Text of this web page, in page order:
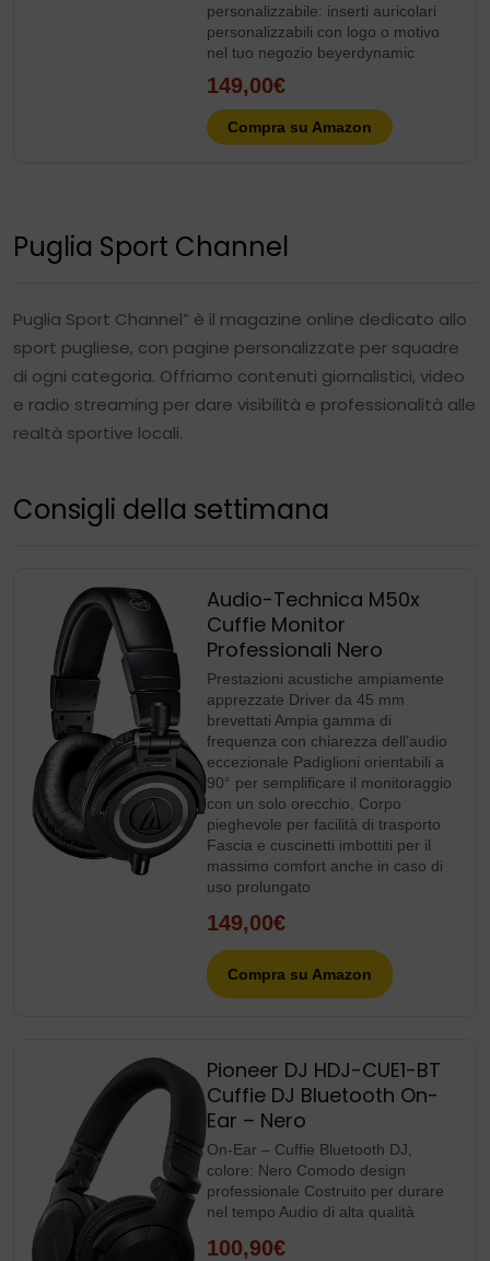
personalizzabile: inserti auricolari
personalizzabili con logo o motivo
nel tuo negozio beyerdynamic
149,00€
Compra su Amazon
Puglia Sport Channel
Puglia Sport Channel” è il magazine online dedicato allo
sport pugliese, con pagine personalizzate per squadre
di ogni categoria. Offriamo contenuti giornalistici, video
e radio streaming per dare visibilità e professionalità alle
realtà sportive locali.
Consigli della settimana
Audio-Technica M50x
Cuffie Monitor
Professionali Nero
Prestazioni acustiche ampiamente
apprezzate Driver da 45 mm
brevettati Ampia gamma di
frequenza con chiarezza dell’audio
eccezionale Padiglioni orientabili a
90° per semplificare il monitoraggio
con un solo orecchio. Corpo
pieghevole per facilità di trasporto
Fascia e cuscinetti imbottiti per il
massimo comfort anche in caso di
uso prolungato
149,00€
Compra su Amazon
Pioneer DJ HDJ-CUE1-BT
Cuffie DJ Bluetooth On-
Ear – Nero
On-Ear – Cuffie Bluetooth DJ,
colore: Nero Comodo design
professionale Costruito per durare
nel tempo Audio di alta qualità
100,90€